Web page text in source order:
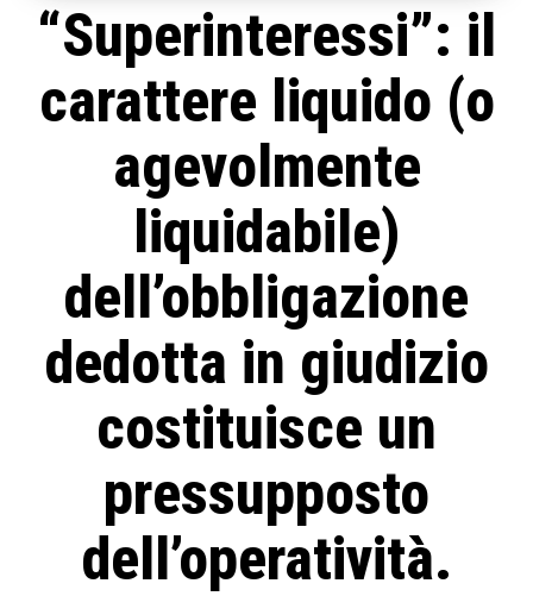
“Superinteressi”: il
carattere liquido (o
agevolmente
liquidabile)
dell’obbligazione
dedotta in giudizio
costituisce un
pressupposto
dell’operatività.